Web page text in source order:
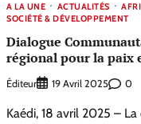
A LA UNE ACTUALITÉS
SOCIÉTÉ & DÉVELOPPEMENT
Dialogue
régional pour la paix
Éditeur 19 Avril 2025 0
Kaédi, 18 avril 2025 –